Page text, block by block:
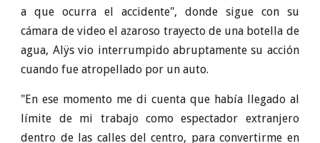
a que ocurra el accidente", donde sigue con su
cámara de video el azaroso trayecto de una botella de
agua, Alÿs vio interrumpido abruptamente su acción
cuando fue atropellado por un auto.
"En ese momento me di cuenta que había llegado al
límite de mi trabajo como espectador extranjero
dentro de las calles del centro, para convertirme en